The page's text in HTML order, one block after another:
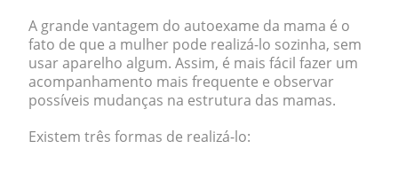
A grande vantagem do autoexame da mama é o
fato de que a mulher pode realizá-lo sozinha, sem
usar aparelho algum. Assim, é mais fácil fazer um
acompanhamento mais frequente e observar
possíveis mudanças na estrutura das mamas.
Existem três formas de realizá-lo: